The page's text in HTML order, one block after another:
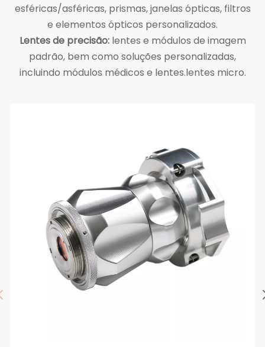
esféricas/asféricas, prismas, janelas ópticas, filtros
e elementos ópticos personalizados.
Lentes de precisão: lentes e módulos de imagem
padrão, bem como soluções personalizadas,
incluindo módulos médicos e lentes.lentes micro.